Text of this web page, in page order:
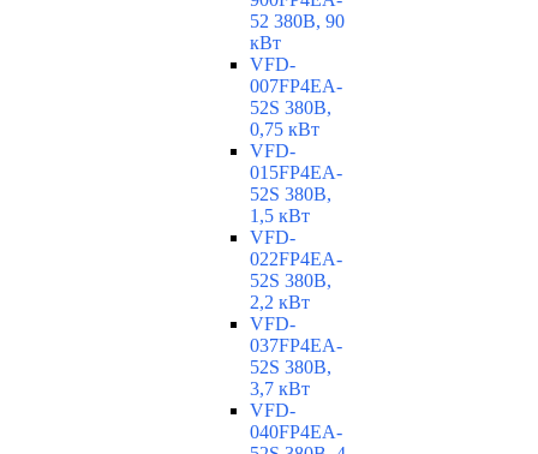
52 380В, 90
кВт
VFD-
007FP4EA-
52S 380В,
0,75 кВт
VFD-
015FP4EA-
52S 380В,
1,5 кВт
VFD-
022FP4EA-
52S 380В,
2,2 кВт
VFD-
037FP4EA-
52S 380В,
3,7 кВт
VFD-
040FP4EA-